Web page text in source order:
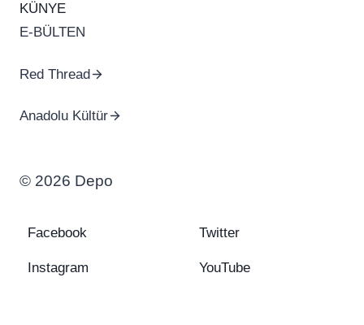
KÜNYE
E-BÜLTEN
Red Thread
Anadolu Kültür
© 2026 Depo
Facebook Twitter
Instagram YouTube